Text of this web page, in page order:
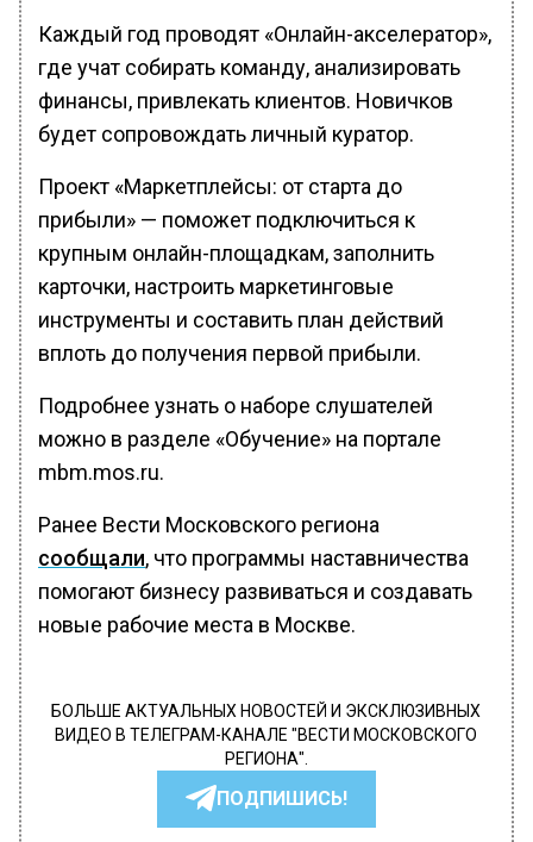
Каждый год проводят «Онлайн-акселератор»,
где учат собирать команду, анализировать
финансы, привлекать клиентов. Новичков
будет сопровождать личный куратор.
Проект «Маркетплейсы: от старта до
прибыли» — поможет подключиться к
крупным онлайн-площадкам, заполнить
карточки, настроить маркетинговые
инструменты и составить план действий
вплоть до получения первой прибыли.
Подробнее узнать о наборе слушателей
можно в разделе «Обучение» на портале
mbm.mos.ru.
Ранее Вести Московского региона
сообщали, что программы наставничества
помогают бизнесу развиваться и создавать
новые рабочие места в Москве.
БОЛЬШЕ АКТУАЛЬНЫХ НОВОСТЕЙ И ЭКСКЛЮЗИВНЫХ
ВИДЕО В ТЕЛЕГРАМ-КАНАЛЕ "ВЕСТИ МОСКОВСКОГО
РЕГИОНА".
ПОДПИШИСЬ!